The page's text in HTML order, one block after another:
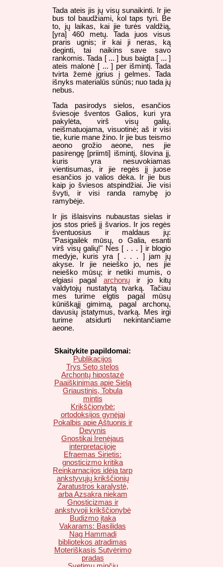
Tada ateis jis jų visų sunaikinti. Ir jie
bus tol baudžiami, kol taps tyri. Be
to, jų laikas, kai jie turės valdžią,
[yra] 460 metų. Tada juos visus
praris ugnis; ir kai ji neras, ką
deginti, tai naikins save savo
rankomis. Tada [ ... ] bus baigta [ ... ]
ateis malonė [ ... ] per išmintį. Tada
tvirta žemė įgrius į gelmes. Tada
išnyks materialūs sūnūs; nuo tada jų
nebus.
Tada pasirodys sielos, esančios
šviesoje šventos Galios, kuri yra
pakylėta, virš visų galių,
neišmatuojama, visuotinė; aš ir visi
tie, kurie mane žino. Ir jie bus teismo
aeono grožio aeone, nes jie
pasirengę [priimti] išmintį, šlovina jį,
kuris yra nesuvokiamas
vientisumas, ir jie regės jį juose
esančios jo valios dėka. Ir jie bus
kaip jo šviesos atspindžiai. Jie visi
švyti, ir visi randa ramybę jo
ramybėje.
Ir jis išlaisvins nubaustas sielas ir
jos stos prieš jį švarios. Ir jos regės
šventuosius ir maldaus jų:
"Pasigailėk mūsų, o Galia, esanti
virš visų galių!" Nes [ . . . ] ir blogio
medyje, kuris yra [ . . . ] jam jų
akyse. Ir jie neieško jo, nes jie
neieško mūsų; ir netiki mumis, o
elgiasi pagal archonųir jo kitų
valdytojų nustatytą tvarką. Tačiau
mes turime elgtis pagal mūsų
kūniškąjį gimimą, pagal archonų,
davusių įstatymus, tvarką. Mes irgi
turime atsidurti nekintančiame
aeone.
Skaitykite papildomai:
Publikacijos
Trys Seto stelos
Archontų hipostazė
Paaiškinimas apie Sielą
Griaustinis, Tobula
mintis
Krikščionybė:
ortodoksijos gynėjai
Pokalbis apie Aštuonis ir
Devynis
Gnostikai Irenėjaus
interpretacijoje
Efraemas Sirietis:
gnosticizmo kritika
Reinkarnacijos idėja tarp
ankstyvųjų krikščionių
Zaratustros karalystė,
arba Azsakra niekam
Gnosticizmas ir
ankstyvoji krikščionybė
Budizmo įtaka
Vakarams: Basilidas
Nag Hammadi
bibliotekos atradimas
Moteriškasis Sutvėrimo
pradas